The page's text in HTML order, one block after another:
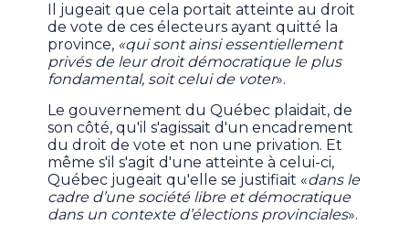
Il jugeait que cela portait atteinte au droit
de vote de ces électeurs ayant quitté la
province, «qui sont ainsi essentiellement
privés de leur droit démocratique le plus
fondamental, soit celui de voter».
Le gouvernement du Québec plaidait, de
son côté, qu'il s'agissait d'un encadrement
du droit de vote et non une privation. Et
même s'il s'agit d'une atteinte à celui-ci,
Québec jugeait qu'elle se justifiait «dans le
cadre d’une société libre et démocratique
dans un contexte d’élections provinciales».